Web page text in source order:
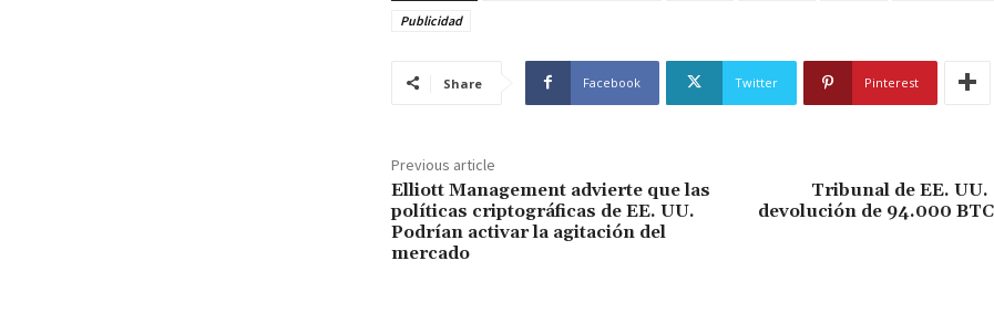
Publicidad
Share Facebook Twitter Pinterest
Previous article
Elliott Management advierte que las
políticas criptográficas de EE. UU.
Podrían activar la agitación del
mercado
Tribunal de EE. UU.
devolución de 94.000